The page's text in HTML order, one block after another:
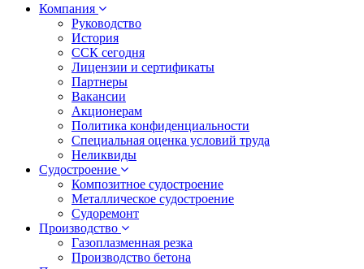
Компания
Руководство
История
ССК сегодня
Лицензии и сертификаты
Партнеры
Вакансии
Акционерам
Политика конфиденциальности
Специальная оценка условий труда
Неликвиды
Судостроение
Композитное судостроение
Металлическое судостроение
Судоремонт
Производство
Газоплазменная резка
Производство бетона